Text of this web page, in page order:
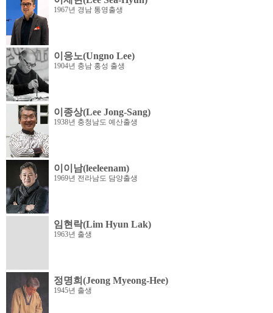
1967년 경남 통영출생
이응노(Ungno Lee)
1904년 충남 홍성 출생
이종상(Lee Jong-Sang)
1938년 충청남도 예산출생
이이남(leeleenam)
1969년 전라남도 담양출생
임현락(Lim Hyun Lak)
1963년 출생
정명희(Jeong Myeong-Hee)
1945년 출생